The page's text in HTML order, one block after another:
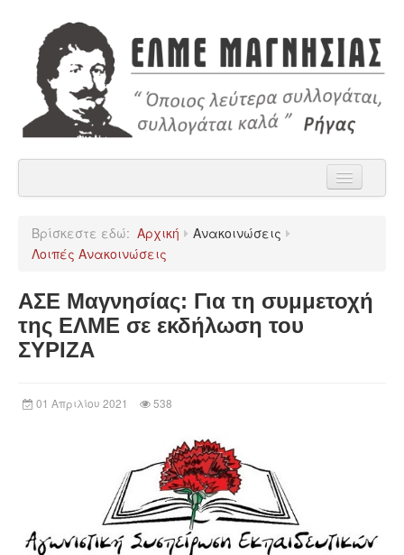
Η ΕΛΜΕ Μαγνησίας
Χρήσιμα
Παρατάξεις
Βρίσκεστε εδώ: Αρχική
Ανακοινώσεις
Λοιπές Ανακοινώσεις
ΑΣΕ Μαγνησίας: Για τη συμμετοχή
της ΕΛΜΕ σε εκδήλωση του
ΣΥΡΙΖΑ
01 Απριλίου 2021 538